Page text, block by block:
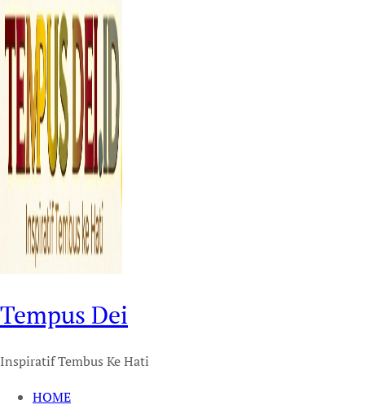
Tempus Dei
Inspiratif Tembus Ke Hati
HOME